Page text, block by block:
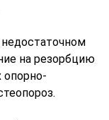
на резорбцию
опорно-